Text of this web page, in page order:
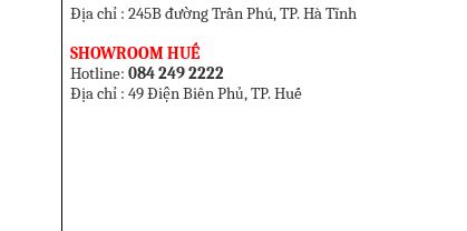
Địa chỉ : 245B đường Trần Phú, TP. Hà Tĩnh
SHOWROOM HUẾ
Hotline:084 249 2222
Địa chỉ : 49 Điện Biên Phủ, TP. Huế